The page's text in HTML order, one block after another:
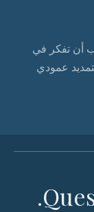
أن تفكر في
عمودي